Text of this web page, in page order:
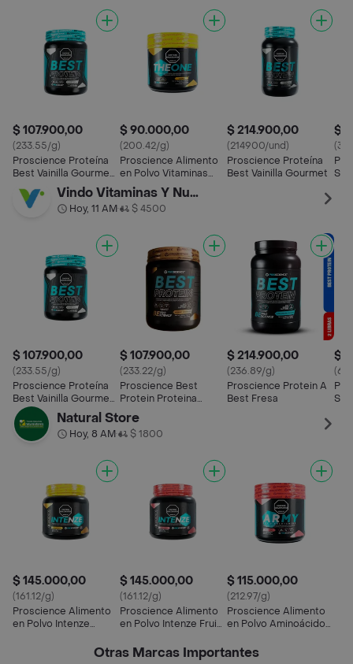
$ 107.900,00
(233.55/g)
Proscience Proteína
Best Vainilla Gourmet
14 Servicios
$ 90.000,00
(200.42/g)
Proscience Alimento
en Polvo Vitaminas
The One Orange
$ 214.900,00
(214900/und)
Proscience Proteína
Best Vainilla Gourmet
$
Vindo Vitaminas Y Nutrición Santa Ana
Hoy, 11 AM• $ 4500
$ 107.900,00
(233.55/g)
Proscience Proteína
Best Vainilla Gourmet
14 Servicios
$ 107.900,00
(233.22/g)
Proscience Best
Protein Proteina
Libras,gourmet
Chocolate
$ 214.900,00
(236.89/g)
Proscience Protein A
Best Fresa
$
Natural Store
Hoy, 8 AM• $ 1800
$ 145.000,00
(161.12/g)
Proscience Alimento
en Polvo Intenze
$ 145.000,00
(161.12/g)
Proscience Alimento
en Polvo Intenze Fruit
$ 115.000,00
(212.97/g)
Proscience Alimento
en Polvo Aminoácidos
Otras Marcas Importantes